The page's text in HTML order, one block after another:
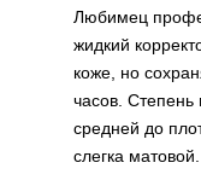
Любимец
жидкий
коже, но
часов. Степень
средней до
слегка матовой.